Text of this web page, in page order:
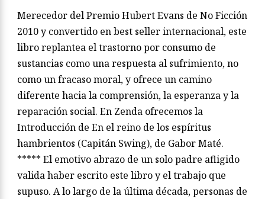
Merecedor del Premio Hubert Evans de No Ficción
2010 y convertido en best seller internacional, este
libro replantea el trastorno por consumo de
sustancias como una respuesta al sufrimiento, no
como un fracaso moral, y ofrece un camino
diferente hacia la comprensión, la esperanza y la
reparación social. En Zenda ofrecemos la
Introducción de En el reino de los espíritus
hambrientos (Capitán Swing), de Gabor Maté.
***** El emotivo abrazo de un solo padre afligido
valida haber escrito este libro y el trabajo que
supuso. A lo largo de la última década, personas de